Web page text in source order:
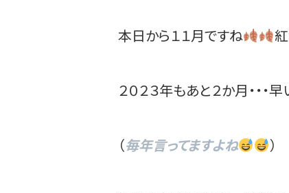
本日から１１月ですね
２０２３年もあと２か月・・・早
（毎年言ってますよね ）